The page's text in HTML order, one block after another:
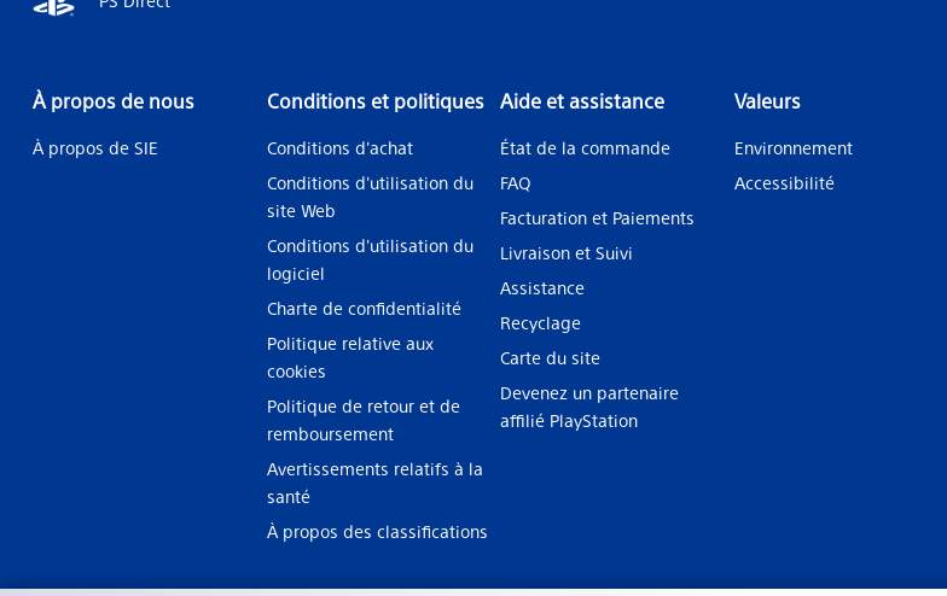
À propos de nous
À propos de SIE
Conditions et politiques
Conditions d'achat
Conditions d'utilisation du
site Web
Conditions d'utilisation du
logiciel
Charte de confidentialité
Politique relative aux
cookies
Politique de retour et de
remboursement
Avertissements relatifs à la
santé
À propos des classifications
Aide et assistance
État de la commande
FAQ
Facturation et Paiements
Livraison et Suivi
Assistance
Recyclage
Carte du site
Devenez un partenaire
affilié PlayStation
Valeurs
Environnement
Accessibilité